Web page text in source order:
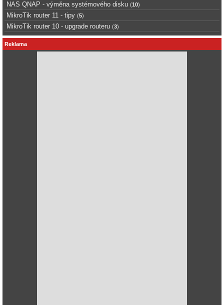
NAS QNAP - výměna systémového disku (10)
MikroTik router 11 - tipy (5)
MikroTik router 10 - upgrade routeru (3)
Reklama